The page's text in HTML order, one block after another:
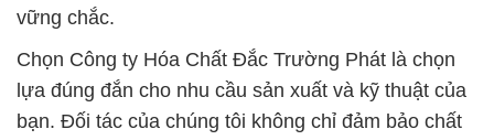
vững chắc.
Chọn Công ty Hóa Chất Đắc Trường Phát là chọn
lựa đúng đắn cho nhu cầu sản xuất và kỹ thuật của
bạn. Đối tác của chúng tôi không chỉ đảm bảo chất